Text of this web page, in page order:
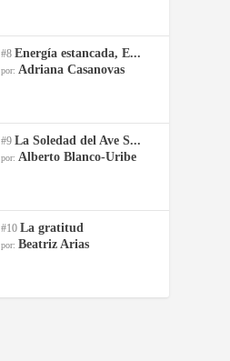
#8Energía estancada, E...
por: Adriana Casanovas
#9La Soledad del Ave S...
por: Alberto Blanco-Uribe
#10La gratitud
por: Beatriz Arias